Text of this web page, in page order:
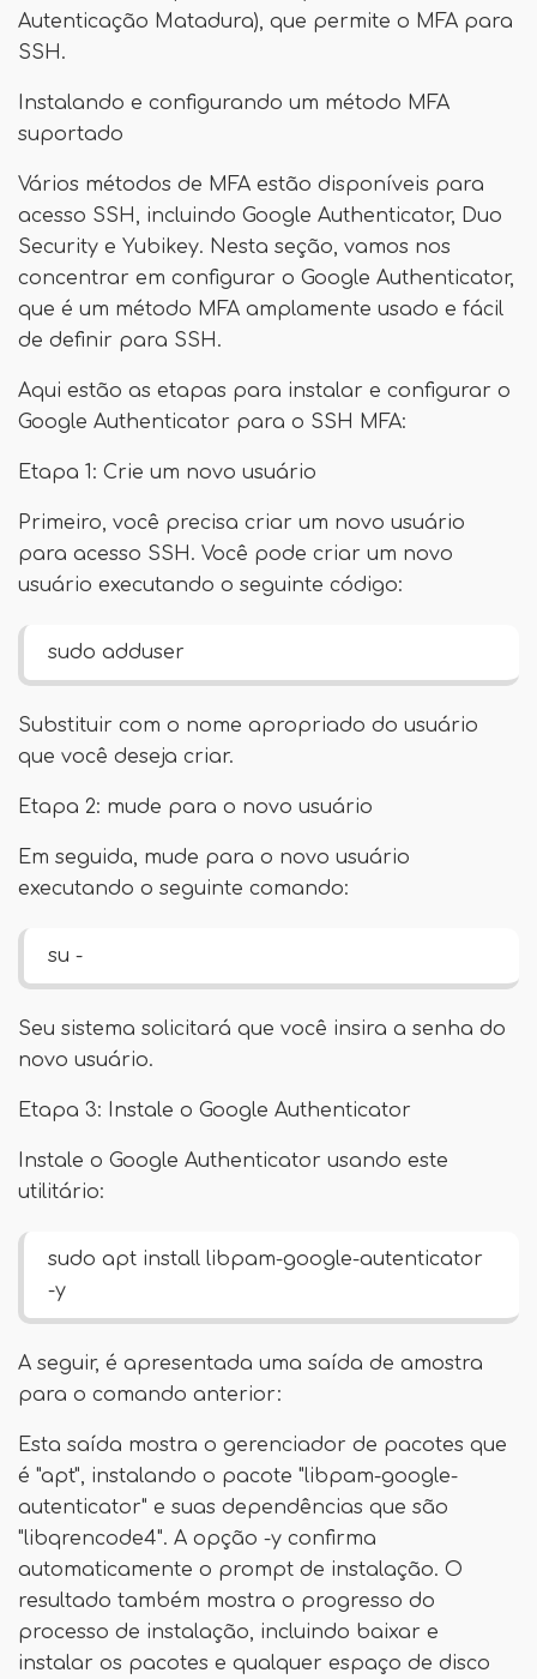
Autenticação Matadura), que permite o MFA para
SSH.
Instalando e configurando um método MFA
suportado
Vários métodos de MFA estão disponíveis para
acesso SSH, incluindo Google Authenticator, Duo
Security e Yubikey. Nesta seção, vamos nos
concentrar em configurar o Google Authenticator,
que é um método MFA amplamente usado e fácil
de definir para SSH.
Aqui estão as etapas para instalar e configurar o
Google Authenticator para o SSH MFA:
Etapa 1: Crie um novo usuário
Primeiro, você precisa criar um novo usuário
para acesso SSH. Você pode criar um novo
usuário executando o seguinte código:
sudo adduser
Substituir com o nome apropriado do usuário
que você deseja criar.
Etapa 2: mude para o novo usuário
Em seguida, mude para o novo usuário
executando o seguinte comando:
su -
Seu sistema solicitará que você insira a senha do
novo usuário.
Etapa 3: Instale o Google Authenticator
Instale o Google Authenticator usando este
utilitário:
sudo apt install libpam-google-autenticator
-y
A seguir, é apresentada uma saída de amostra
para o comando anterior:
Esta saída mostra o gerenciador de pacotes que
é "apt", instalando o pacote "libpam-google-
autenticator" e suas dependências que são
"libqrencode4". A opção -y confirma
automaticamente o prompt de instalação. O
resultado também mostra o progresso do
processo de instalação, incluindo baixar e
instalar os pacotes e qualquer espaço de disco